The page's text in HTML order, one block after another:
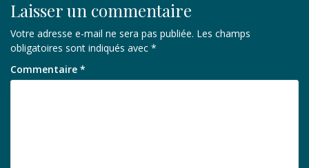
Laisser un commentaire
Votre adresse e-mail ne sera pas publiée. Les champs
obligatoires sont indiqués avec *
Commentaire *